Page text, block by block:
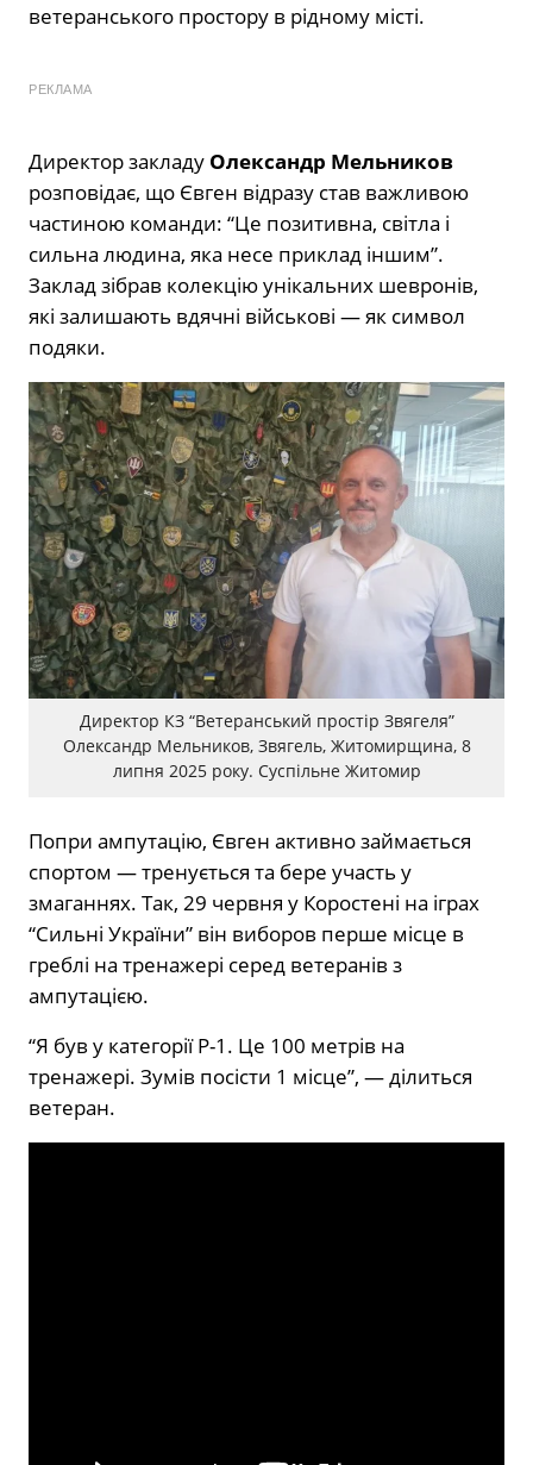
ветеранського простору в рідному місті.
РЕКЛАМА
Директор закладу Олександр Мельников
розповідає, що Євген відразу став важливою
частиною команди: “Це позитивна, світла і
сильна людина, яка несе приклад іншим”.
Заклад зібрав колекцію унікальних шевронів,
які залишають вдячні військові — як символ
подяки.
Директор КЗ “Ветеранський простір Звягеля”
Олександр Мельников, Звягель, Житомирщина, 8
липня 2025 року. Суспільне Житомир
Попри ампутацію, Євген активно займається
спортом — тренується та бере участь у
змаганнях. Так, 29 червня у Коростені на іграх
“Сильні України” він виборов перше місце в
греблі на тренажері серед ветеранів з
ампутацією.
“Я був у категорії Р-1. Це 100 метрів на
тренажері. Зумів посісти 1 місце”, — ділиться
ветеран.